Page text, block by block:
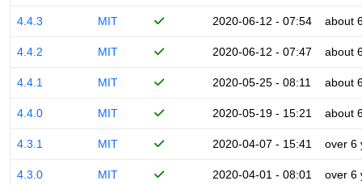
4.4.3 MIT 2020-06-12 - 07:54 about
4.4.2 MIT 2020-06-12 - 07:47 about
4.4.1 MIT 2020-05-25 - 08:11 about
4.4.0 MIT 2020-05-19 - 15:21 about
4.3.1 MIT 2020-04-07 - 15:41 over 6
4.3.0 MIT 2020-04-01 - 08:01 over 6